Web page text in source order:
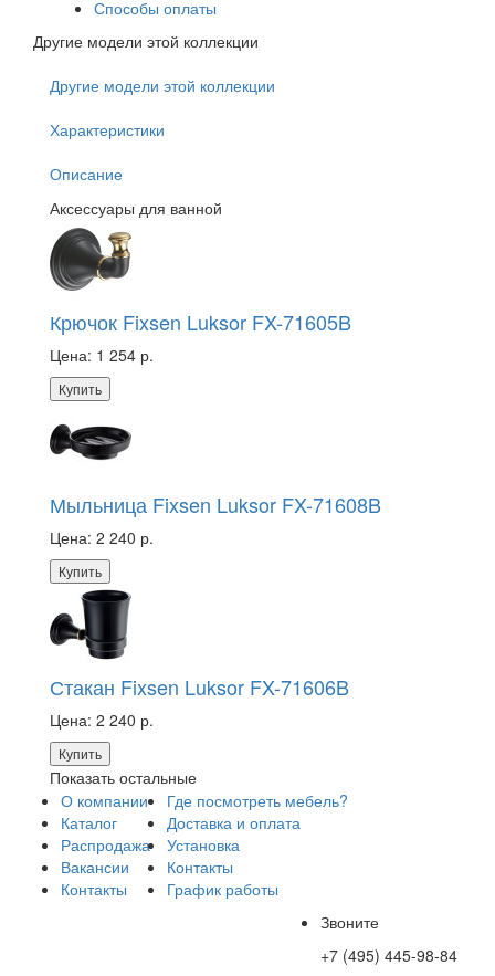
Способы оплаты
Другие модели этой коллекции
Другие модели этой коллекции
Характеристики
Описание
Аксессуары для ванной
Крючок Fixsen Luksor FX-71605B
Цена: 1 254 р.
Купить
Мыльница Fixsen Luksor FX-71608B
Цена: 2 240 р.
Купить
Стакан Fixsen Luksor FX-71606B
Цена: 2 240 р.
Купить
Показать остальные
О компании
Каталог
Распродажа
Вакансии
Контакты
Где посмотреть мебель?
Доставка и оплата
Установка
Контакты
График работы
Звоните
+7 (495) 445-98-84